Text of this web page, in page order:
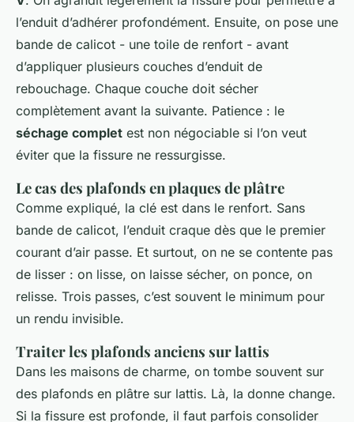
l’enduit d’adhérer profondément. Ensuite, on pose une
bande de calicot - une toile de renfort - avant
d’appliquer plusieurs couches d’enduit de
rebouchage. Chaque couche doit sécher
complètement avant la suivante. Patience : le
séchage complet est non négociable si l’on veut
éviter que la fissure ne ressurgisse.
Le cas des plafonds en plaques de plâtre
Comme expliqué, la clé est dans le renfort. Sans
bande de calicot, l’enduit craque dès que le premier
courant d’air passe. Et surtout, on ne se contente pas
de lisser : on lisse, on laisse sécher, on ponce, on
relisse. Trois passes, c’est souvent le minimum pour
un rendu invisible.
Traiter les plafonds anciens sur lattis
Dans les maisons de charme, on tombe souvent sur
des plafonds en plâtre sur lattis. Là, la donne change.
Si la fissure est profonde, il faut parfois consolider